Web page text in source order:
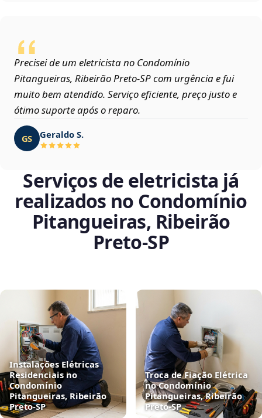
Precisei de um eletricista no Condomínio
Pitangueiras, Ribeirão Preto‑SP com urgência e fui
muito bem atendido. Serviço eficiente, preço justo e
ótimo suporte após o reparo.
GS Geraldo S.
Serviços de eletricista já
realizados no Condomínio
Pitangueiras, Ribeirão
Preto‑SP
Instalações Elétricas
Residenciais no
Condomínio
Pitangueiras, Ribeirão
Preto‑SP
Troca de Fiação Elétrica
no Condomínio
Pitangueiras, Ribeirão
Preto‑SP